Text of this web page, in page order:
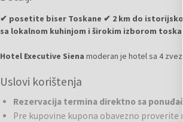
✔ posetite biser Toskane ✔ 2 km do
sa lokalnom kuhinjom i širokim izborom
Hotel Executive Siena moderan je hotel sa 4
univerzitetnog kompleksa i konferencijskog
stanice i nekoliko minuta od centar grada. Hotel
osigurava da svaki gost dobije osobnu pažnju.
najbolju moguću udobnost i idealan boravak.
Uslovi korištenja
Rezervacija termina direktno sa
Pre kupovine kupona obavezno